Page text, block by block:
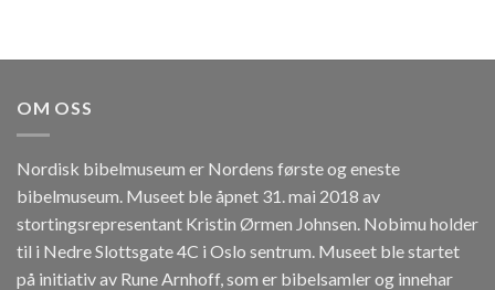
OM OSS
Nordisk bibelmuseum er Nordens første og eneste
bibelmuseum. Museet ble åpnet 31. mai 2018 av
stortingsrepresentant Kristin Ørmen Johnsen. Nobimu holder
til i Nedre Slottsgate 4C i Oslo sentrum. Museet ble startet
på initiativ av Rune Arnhoff, som er bibelsamler og innehar